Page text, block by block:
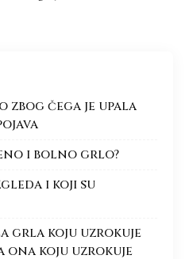
zbog čega je upala
i bolno grlo?
i koji su
grla koju uzrokuje
ona koju uzrokuje